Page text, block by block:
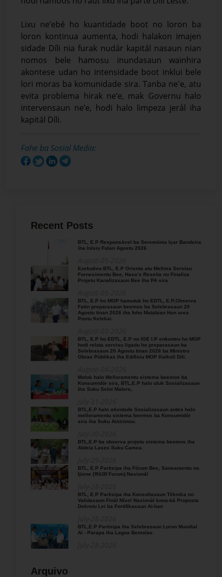
Lixu ne’ebé ho kuantidade boot no loron ba
loron kontinua aumenta, hodi halakon imajen
sidade Díli nia furak nudár kapitál nasaun nian
nomos bele hamosu inundasaun wainhira
akontese udan ho intensidade boot inklui bele
lori moras ba komunidade sira. Tanba ne'e, atu
evita problema hirak ne’e, mak Governu halo
intervensaun ne’e, hodi halo limpeza jerál iha
kapitál Díli.
Fahe ba Sosial Media:
Recent Posts
BTL, E.P Responsável ba Seremónia Içar Bandeira
iha Inísiu Fulan Agostu 2026
Ezekutivu BTL, E.P Orienta atu Mellora Servisu
Fornesimentu Bee, Hasa’e Reseita no Finaliza
Projetu Kanalizasaun Bee iha PA sira
BTL, E.P ho MOP hamutuk ho EDTL, E.P,Observa
Fatin preparasaun beemos ba Selebrasaun 20
Agostu tinan 2026 iha foho Matabian Hun area
Postu Kelekai.
BTL, E.P ho EDTL, E.P no IGE I.P enkontru ho MOP
hodi relata servisu ligadu ho preparasaun ba
Selebrasaun 20 Agostu tinan 2026 ba Ministro
Obras Públikas iha Edifisiu MOP Kaikoli Dili.
Molok halo Melloramentu sistema beemos ba
Konsumidór sira, BTL,E.P halo uluk Sosializasaun
iha Suku Seloi Malere,
BTL,E.P halo atividade Sosializasaun antes halo
melloramentu sistema beemos ba Konsumidór
sira iha Suku Aisirimou.
BTL,E.P ba observa projetu sistema beemos iha
Aldeia Lases Suku Camea.
BTL, E.P Partisipa iha Fórum Bee, Saneamentu no
Ijiene (𝑊𝐴𝑆𝐻 Forum) Nasionál
BTL, E.P Partisipa iha Konsultasaun Téknika no
Validasaun Finál Nível Nasionál kona-bá Proposta
Dekretu Lei ba Fortifikasaun Ai-han
BTL,E.P Partisipa iha Selebrasaun Loron Mundial
Ai - Parapa iha Lagoa Bemalae.
Arquivo